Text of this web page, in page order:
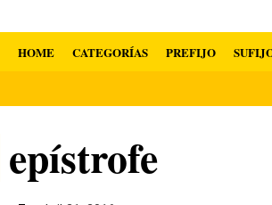
HOME CATEGORÍAS PREFIJO
epístrofe